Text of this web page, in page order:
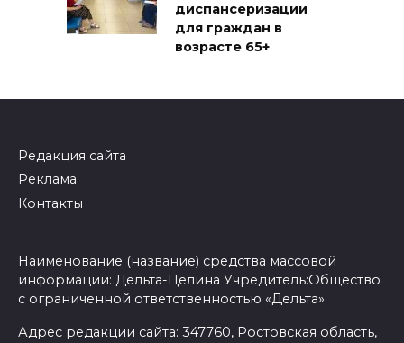
диспансеризации
для граждан в
возрасте 65+
Редакция сайта
Реклама
Контакты
Наименование (название) средства массовой
информации: Дельта-Целина Учредитель:Общество
с ограниченной ответственностью «Дельта»
Адрес редакции сайта: 347760, Ростовская область,